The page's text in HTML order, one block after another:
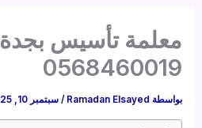
معلمة تأسيس بجدة
0568460019
بواسطة Ramadan Elsayed
/سبتمبر 10, 2025